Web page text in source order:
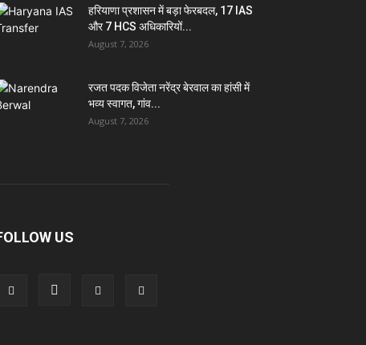
हरियाणा प्रशासन में बड़ा फेरबदल, 17 IAS
और 7 HCS अधिकारियों...
August 7, 2026
रजत पदक विजेता नरेंद्र बेरवाल का हांसी में
भव्य स्वागत, गांव...
August 7, 2026
US